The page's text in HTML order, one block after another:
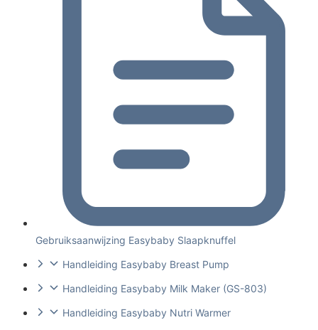
Gebruiksaanwijzing Easybaby Slaapknuffel
Handleiding Easybaby Breast Pump
Handleiding Easybaby Milk Maker (GS-803)
Handleiding Easybaby Nutri Warmer